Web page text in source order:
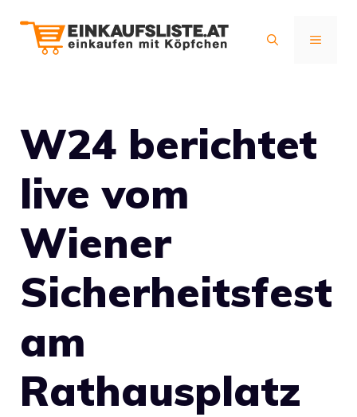
Inhalt
MENÜ
W24 berichtet
live vom
Wiener
Sicherheitsfest
am
Rathausplatz